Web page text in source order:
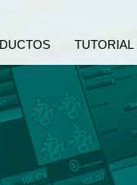
TUTORIAL